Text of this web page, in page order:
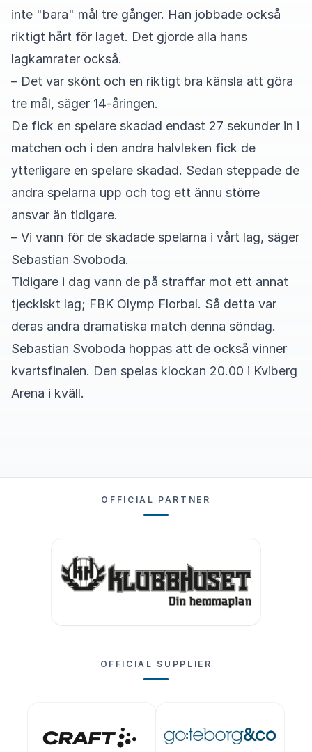
inte "bara" mål tre gånger. Han jobbade också
riktigt hårt för laget. Det gjorde alla hans
lagkamrater också.
– Det var skönt och en riktigt bra känsla att göra
tre mål, säger 14-åringen.
De fick en spelare skadad endast 27 sekunder in i
matchen och i den andra halvleken fick de
ytterligare en spelare skadad. Sedan steppade de
andra spelarna upp och tog ett ännu större
ansvar än tidigare.
– Vi vann för de skadade spelarna i vårt lag, säger
Sebastian Svoboda.
Tidigare i dag vann de på straffar mot ett annat
tjeckiskt lag; FBK Olymp Florbal. Så detta var
deras andra dramatiska match denna söndag.
Sebastian Svoboda hoppas att de också vinner
kvartsfinalen. Den spelas klockan 20.00 i Kviberg
Arena i kväll.
OFFICIAL PARTNER
OFFICIAL SUPPLIER